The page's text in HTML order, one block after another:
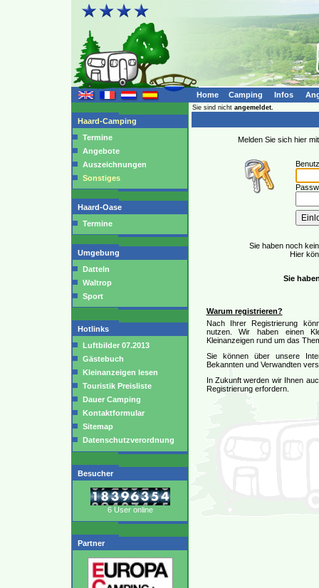
Home Camping Infos
Haard-Camping
Termine
Angebote
Auszeichnungen
Sonstiges
Haard-Oase
Termine
Umgebung
Datteln
Waltrop
Sport
Hotlinks
Luftbilder 07.2013
Gästebuch
Kleinanzeigen lesen
Touristik Preisliste
Dauer Camping
Kontaktformular
Sitemap
Datenschutzverordnung
Besucher
6 User online
Partner
Sie sind nicht angemeldet.
Melden Sie sich hier
Sie haben noch
Hier
Sie
Warum registrieren?
Nach Ihrer Registrierung
nutzen. Wir haben einen
Kleinanzeigen rund um das
Sie können über unsere
Bekannten und Verwandten
In Zukunft werden wir Ihnen
Registrierung erfordern.